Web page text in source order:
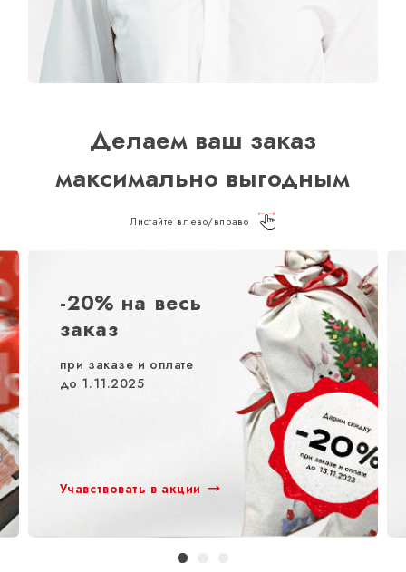
Делаем ваш заказ
максимально выгодным
Листайте влево/вправо
-20% на весь
заказ
при заказе и оплате
до 1.11.2025
Учавствовать в акции